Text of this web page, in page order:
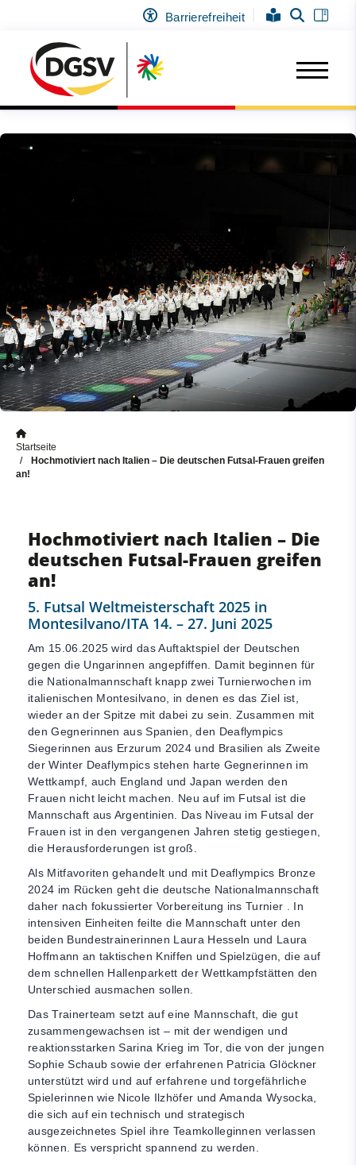
Barrierefreiheit
Startseite
Hochmotiviert nach Italien – Die deutschen Futsal-Frauen greifen
an!
Hochmotiviert nach Italien – Die
deutschen Futsal-Frauen greifen
an!
5. Futsal Weltmeisterschaft 2025 in
Montesilvano/ITA 14. – 27. Juni 2025
Am 15.06.2025 wird das Auftaktspiel der Deutschen
gegen die Ungarinnen angepfiffen. Damit beginnen für
die Nationalmannschaft knapp zwei Turnierwochen im
italienischen Montesilvano, in denen es das Ziel ist,
wieder an der Spitze mit dabei zu sein. Zusammen mit
den Gegnerinnen aus Spanien, den Deaflympics
Siegerinnen aus Erzurum 2024 und Brasilien als Zweite
der Winter Deaflympics stehen harte Gegnerinnen im
Wettkampf, auch England und Japan werden den
Frauen nicht leicht machen. Neu auf im Futsal ist die
Mannschaft aus Argentinien. Das Niveau im Futsal der
Frauen ist in den vergangenen Jahren stetig gestiegen,
die Herausforderungen ist groß.
Als Mitfavoriten gehandelt und mit Deaflympics Bronze
2024 im Rücken geht die deutsche Nationalmannschaft
daher nach fokussierter Vorbereitung ins Turnier . In
intensiven Einheiten feilte die Mannschaft unter den
beiden Bundestrainerinnen Laura Hesseln und Laura
Hoffmann an taktischen Kniffen und Spielzügen, die auf
dem schnellen Hallenparkett der Wettkampfstätten den
Unterschied ausmachen sollen.
Das Trainerteam setzt auf eine Mannschaft, die gut
zusammengewachsen ist – mit der wendigen und
reaktionsstarken Sarina Krieg im Tor, die von der jungen
Sophie Schaub sowie der erfahrenen Patricia Glöckner
unterstützt wird und auf erfahrene und torgefährliche
Spielerinnen wie Nicole Ilzhöfer und Amanda Wysocka,
die sich auf ein technisch und strategisch
ausgezeichnetes Spiel ihre Teamkolleginnen verlassen
können. Es verspricht spannend zu werden.